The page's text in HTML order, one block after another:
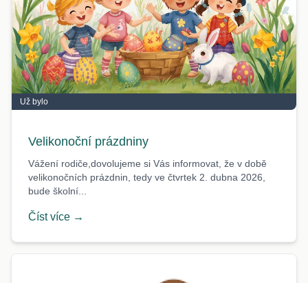
Už bylo
Velikonoční prázdniny
Vážení rodiče,dovolujeme si Vás informovat, že v době
velikonočních prázdnin, tedy ve čtvrtek 2. dubna 2026,
bude školní...
Číst více →